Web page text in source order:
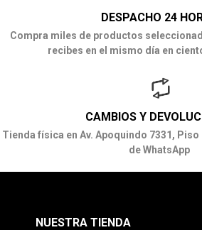
DESPACHO 24
Compra miles de productos
recibes en el mismo día en
CAMBIOS Y
Tienda física en Av. Apoquindo 7331,
de WhatsApp
NUESTRA TIENDA